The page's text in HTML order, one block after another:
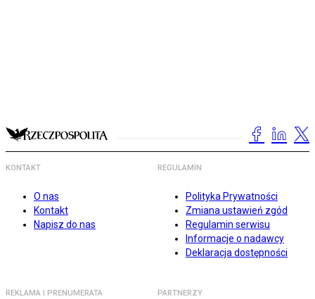
KONTAKT
O nas
Kontakt
Napisz do nas
REGULAMIN
Polityka Prywatności
Zmiana ustawień zgód
Regulamin serwisu
Informacje o nadawcy
Deklaracja dostępności
REKLAMA I PRENUMERATA PARTNERZY